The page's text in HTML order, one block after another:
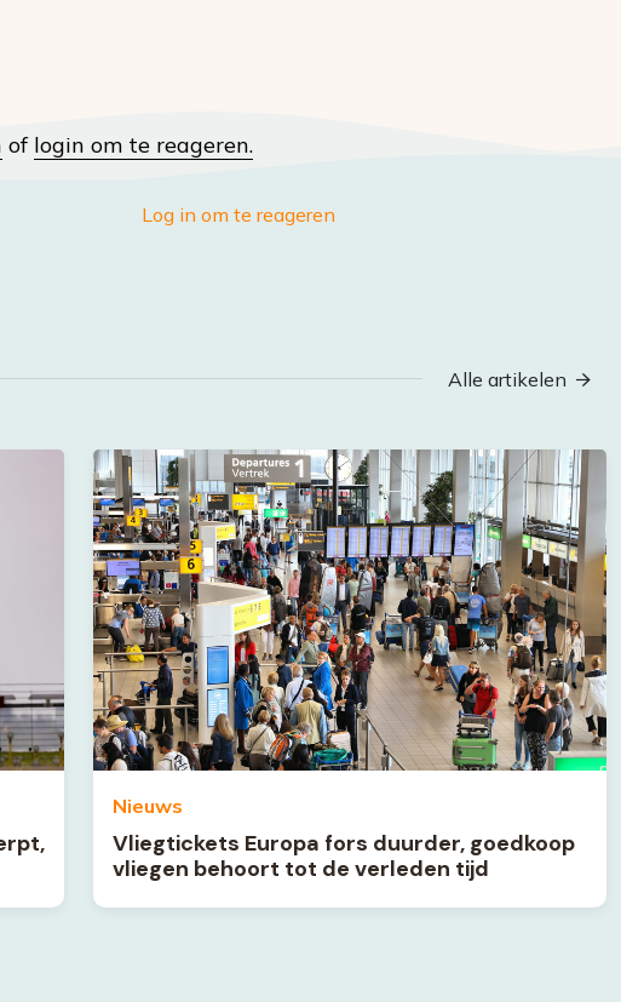
of login om te reageren.
Log in om te reageren
Alle artikelen
Nieuws
Vliegtickets Europa fors duurder, goedkoop
vliegen behoort tot de verleden tijd